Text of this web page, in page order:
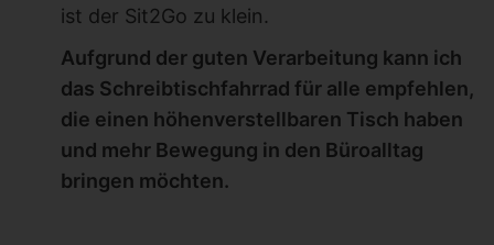
ist der Sit2Go zu klein.
Aufgrund der guten Verarbeitung kann ich
das Schreibtischfahrrad für alle empfehlen,
die einen höhenverstellbaren Tisch haben
und mehr Bewegung in den Büroalltag
bringen möchten.